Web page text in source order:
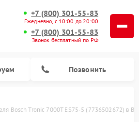
+7 (800) 301-55-83
Ежедневно, с 10:00 до 20:00
+7 (800) 301-55-83
Звонок бесплатный по РФ
Позвонить
Bosch Tronic 7000T ES75-5 (7736502672) в